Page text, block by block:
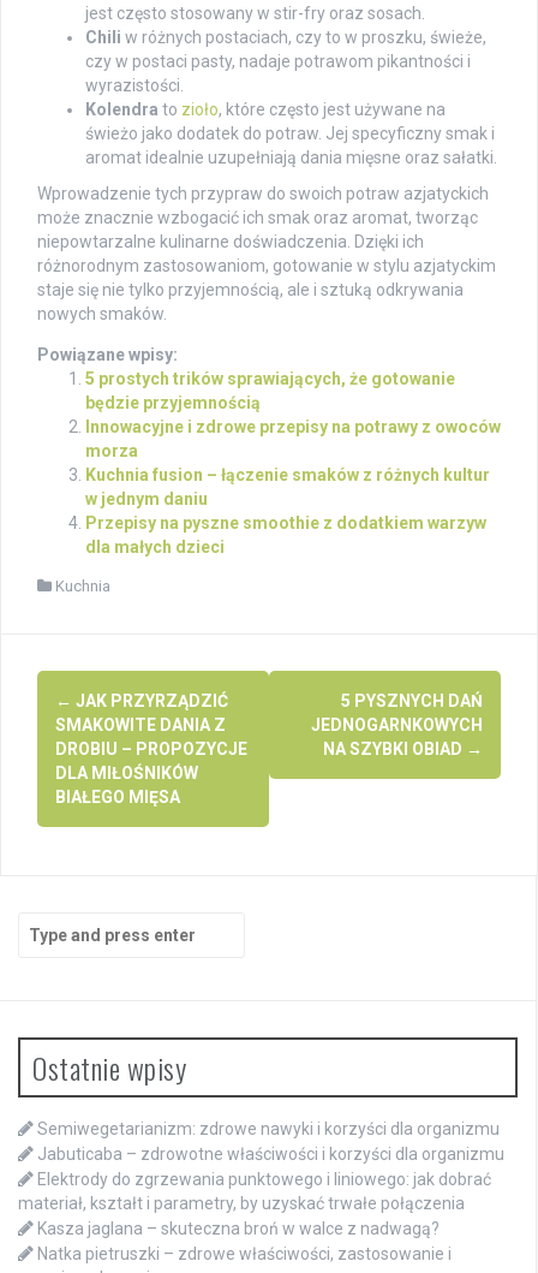
jest często stosowany w stir-fry oraz sosach.
Chili w różnych postaciach, czy to w proszku, świeże,
czy w postaci pasty, nadaje potrawom pikantności i
wyrazistości.
Kolendra to zioło, które często jest używane na
świeżo jako dodatek do potraw. Jej specyficzny smak i
aromat idealnie uzupełniają dania mięsne oraz sałatki.
Wprowadzenie tych przypraw do swoich potraw azjatyckich
może znacznie wzbogacić ich smak oraz aromat, tworząc
niepowtarzalne kulinarne doświadczenia. Dzięki ich
różnorodnym zastosowaniom, gotowanie w stylu azjatyckim
staje się nie tylko przyjemnością, ale i sztuką odkrywania
nowych smaków.
Powiązane wpisy:
5 prostych trików sprawiających, że gotowanie
będzie przyjemnością
Innowacyjne i zdrowe przepisy na potrawy z owoców
morza
Kuchnia fusion – łączenie smaków z różnych kultur
w jednym daniu
Przepisy na pyszne smoothie z dodatkiem warzyw
dla małych dzieci
Kuchnia
Post
navigation
← JAK PRZYRZĄDZIĆ
SMAKOWITE DANIA Z
DROBIU – PROPOZYCJE
DLA MIŁOŚNIKÓW
BIAŁEGO MIĘSA
5 PYSZNYCH DAŃ
JEDNOGARNKOWYCH
NA SZYBKI OBIAD →
for:
Ostatnie wpisy
Semiwegetarianizm: zdrowe nawyki i korzyści dla organizmu
Jabuticaba – zdrowotne właściwości i korzyści dla organizmu
Elektrody do zgrzewania punktowego i liniowego: jak dobrać
materiał, kształt i parametry, by uzyskać trwałe połączenia
Kasza jaglana – skuteczna broń w walce z nadwagą?
Natka pietruszki – zdrowe właściwości, zastosowanie i